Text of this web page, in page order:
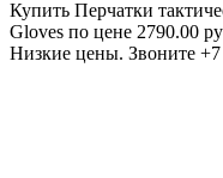
Купить Перчатки
Gloves по цене 2790.00
Низкие цены. Звоните